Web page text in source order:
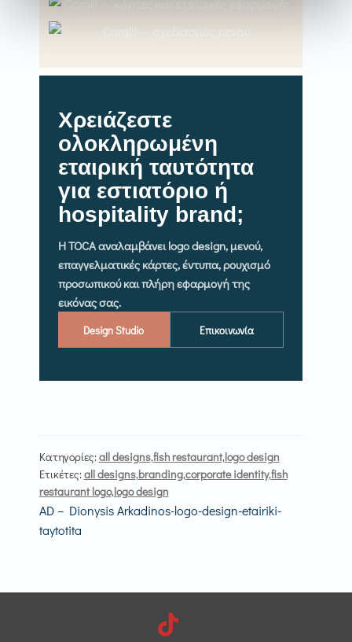
Χρειάζεστε
ολοκληρωμένη
εταιρική ταυτότητα
για εστιατόριο ή
hospitality brand;
Η TOCA αναλαμβάνει logo design, μενού,
επαγγελματικές κάρτες, έντυπα, ρουχισμό
προσωπικού και πλήρη εφαρμογή της
εικόνας σας.
Design Studio Επικοινωνία
Κατηγορίες:all designs,fish restaurant,logo design
Ετικέτες:all designs,branding,corporate identity,fish
restaurant logo,logo design
Πλοήγηση
άρθρων
Επόμενο
άρθρο:
AD – Dionysis Arkadinos-logo-design-etairiki-
taytotita